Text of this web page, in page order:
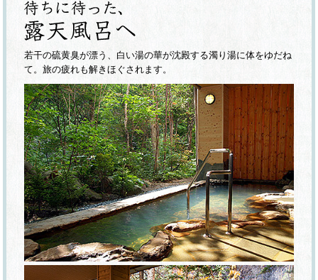
若干の硫黄臭が漂う、白い湯の華が沈殿する濁り湯に体をゆだね
て。旅の疲れも解きほぐされます。